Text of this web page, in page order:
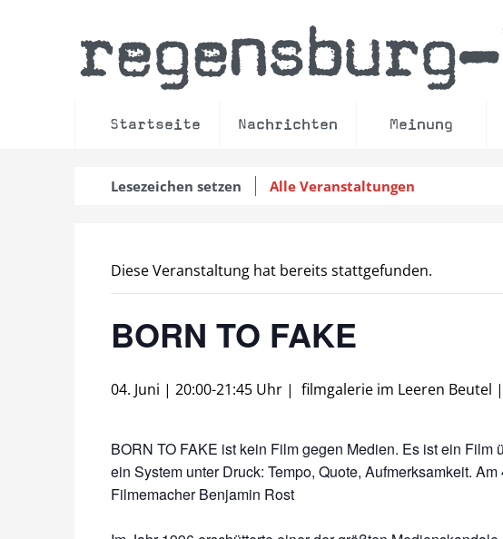
regensburg–
Startseite Nachrichten Meinung
Lesezeichen setzen Alle Veranstaltungen
Diese Veranstaltung hat bereits stattgefunden.
BORN TO FAKE
04. Juni | 20:00-21:45 Uhr | filmgalerie im Leeren Beutel |
BORN TO FAKE ist kein Film gegen Medien. Es ist ein Film
ein System unter Druck: Tempo, Quote, Aufmerksamkeit. Am
Filmemacher Benjamin Rost